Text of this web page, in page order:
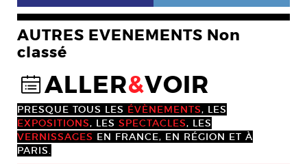
AUTRES EVENEMENTS Non
classé
@ALLER&VOIR
PRESQUE TOUS LES ÉVÈNEMENTS, LES
EXPOSITIONS, LES SPECTACLES, LES
VERNISSAGES EN FRANCE, EN RÉGION ET À
PARIS.